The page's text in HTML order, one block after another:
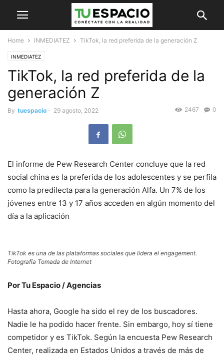
Home INMEDIATEZ TikTok, la red preferida de la generación Z
INMEDIATEZ
TikTok, la red preferida de la
generación Z
By tuespacio - 29 agosto, 2022 0
2467
El informe de Pew Research Center concluye que la red
social china es la preferida de los adolescentes y se perfila
como la predilecta para la generación Alfa. Un 7% de los
jóvenes entre 13 y 17 años acceden en algún momento del
día a la aplicación
TikTok es una de las plataformas sociales que lidera el engagement.
Fotografía Tomada de Internet
Por Tu Espacio / Agencias
Hasta ahora, Google ha sido el rey de los buscadores.
Nadie le ha podido hacer frente. Sin embargo, hoy sí tiene
competidor y es TikTok. Según la encuesta Pew Research
Center, realizada en Estados Unidos a través de más de